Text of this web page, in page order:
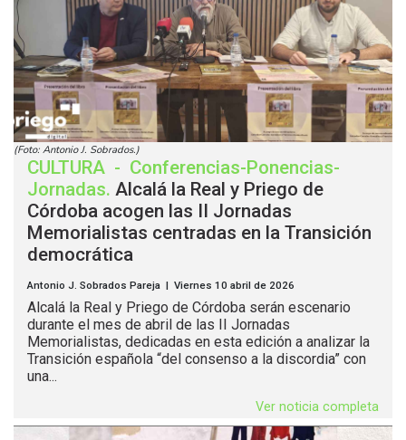
(Foto: Antonio J. Sobrados.)
CULTURA - Conferencias-Ponencias-
Jornadas. Alcalá la Real y Priego de
Córdoba acogen las II Jornadas
Memorialistas centradas en la Transición
democrática
Antonio J. Sobrados Pareja | Viernes 10 abril de 2026
Alcalá la Real y Priego de Córdoba serán escenario
durante el mes de abril de las II Jornadas
Memorialistas, dedicadas en esta edición a analizar la
Transición española “del consenso a la discordia” con
una...
Ver noticia completa